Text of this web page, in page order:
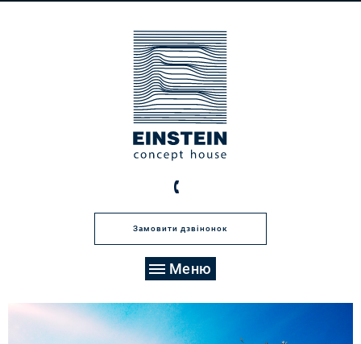
Замовити дзвінонок
Меню
Оберіть поверх
на будинку нижче
квартир. Тому радимо вам не зволікати і обрати саме ту
зможете пристосувати житловий простір до власних